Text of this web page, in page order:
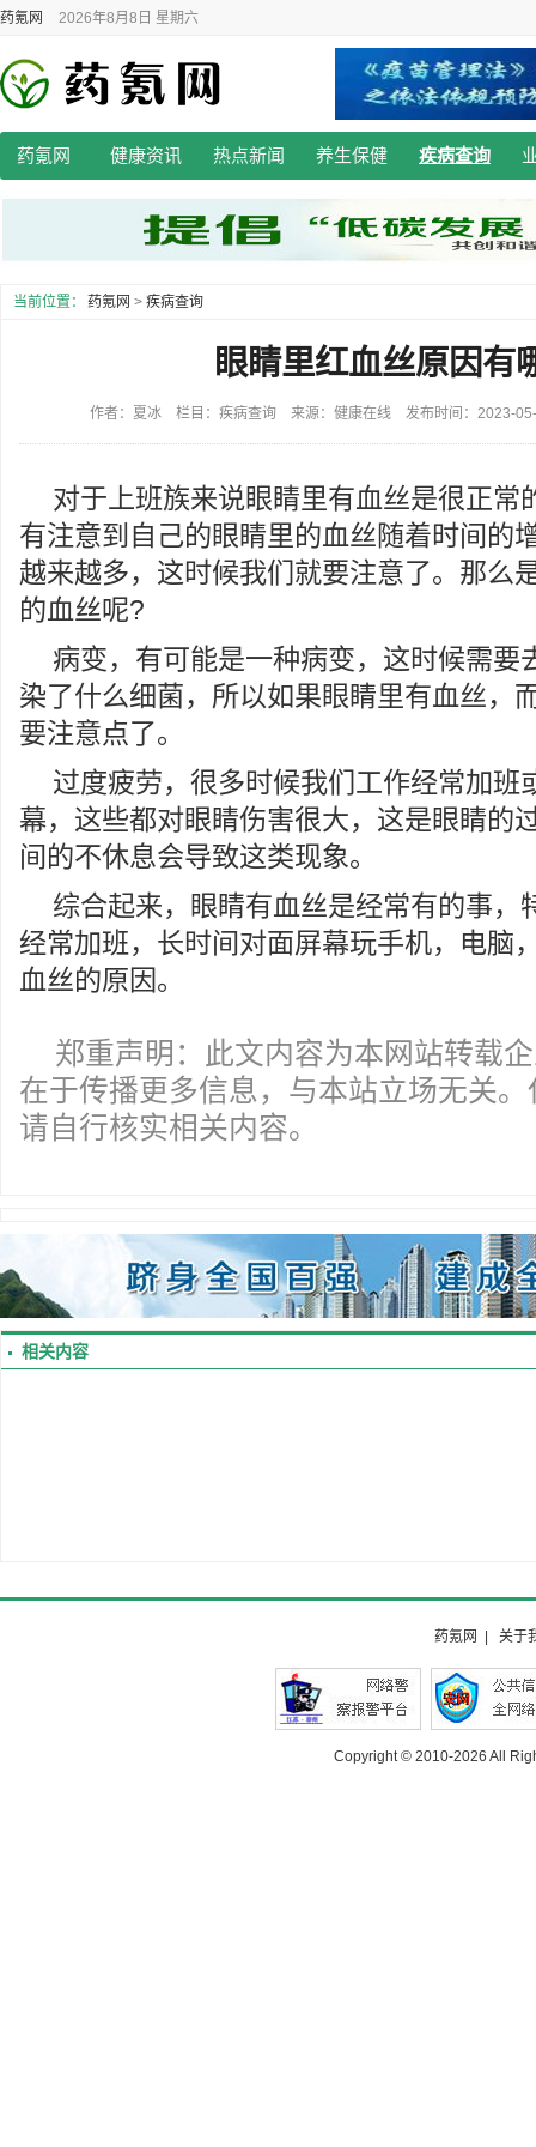
药氪网 2026年8月8日 星期六
药氪网 健康资讯 热点新闻 养生保健 疾病查询
当前位置： 药氪网 > 疾病查询
眼睛里红血丝原因有
作者：夏冰 栏目：疾病查询 来源：健康在线 发布时间：2023-
对于上班族来说眼睛里有血丝是很正常
有注意到自己的眼睛里的血丝随着时间的
越来越多，这时候我们就要注意了。那么
的血丝呢?
病变，有可能是一种病变，这时候需要
染了什么细菌，所以如果眼睛里有血丝，
要注意点了。
过度疲劳，很多时候我们工作经常加班
幕，这些都对眼睛伤害很大，这是眼睛的
间的不休息会导致这类现象。
综合起来，眼睛有血丝是经常有的事，
经常加班，长时间对面屏幕玩手机，电脑
血丝的原因。
郑重声明：此文内容为本网站转载
在于传播更多信息，与本站立场无关
请自行核实相关内容。
相关内容
药氪网 关于
Copyright © 2010-2026 All